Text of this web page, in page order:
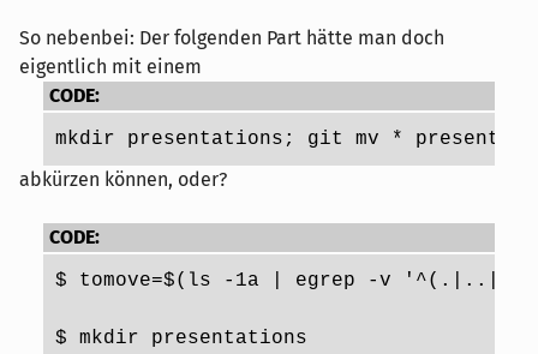
So nebenbei: Der folgenden Part hätte man doch
eigentlich mit einem
CODE:
mkdir presentations; git mv *
abkürzen können, oder?
CODE:
$ tomove=$(ls -1a | egrep -v
$ mkdir presentations